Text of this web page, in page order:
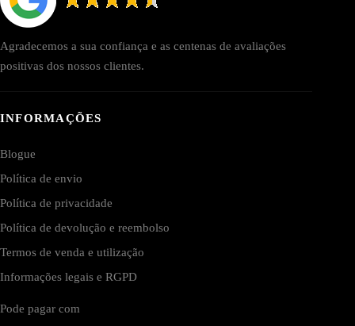
Agradecemos a sua confiança e as centenas de avaliações
positivas dos nossos clientes.
INFORMAÇÕES
Blogue
Política de envio
Política de privacidade
Política de devolução e reembolso
Termos de venda e utilização
Informações legais e RGPD
Pode pagar com